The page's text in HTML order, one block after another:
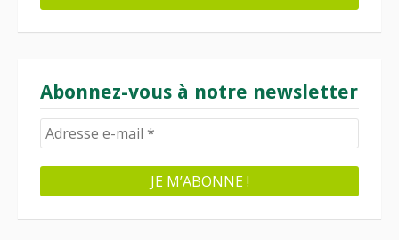
Abonnez-vous à notre newsletter